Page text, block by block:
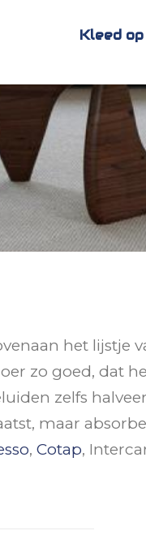
Kleed
het lijstje
zo goed, dat
zelfs
maar
, Cotap,